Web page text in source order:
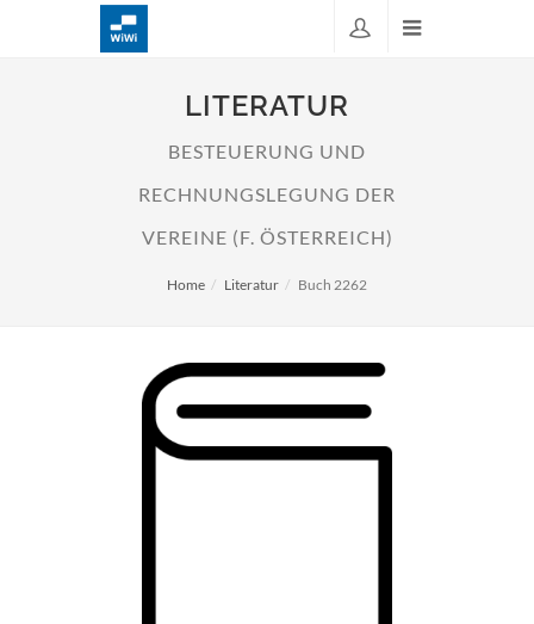
LITERATUR
BESTEUERUNG UND
RECHNUNGSLEGUNG DER
VEREINE (F. ÖSTERREICH)
Home Literatur Buch 2262